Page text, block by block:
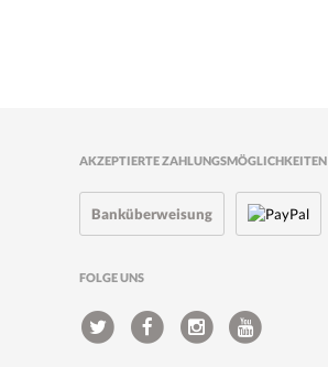
AKZEPTIERTE ZAHLUNGSMÖGLICHKEITEN
Banküberweisung
FOLGE UNS